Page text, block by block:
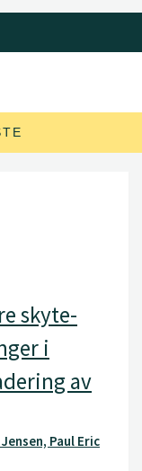
skyte-
i
av
Paul Eric